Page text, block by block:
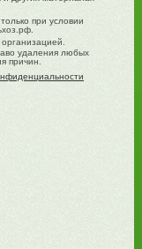
при условии
удаления любых
причин.